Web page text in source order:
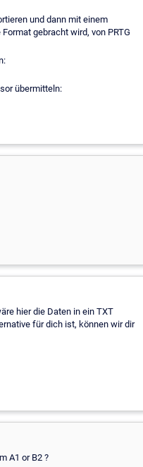
und dann mit einem
gebracht wird, von PRTG
übermitteln:
hier die Daten in ein TXT
für dich ist, können wir dir
A1 or B2 ?